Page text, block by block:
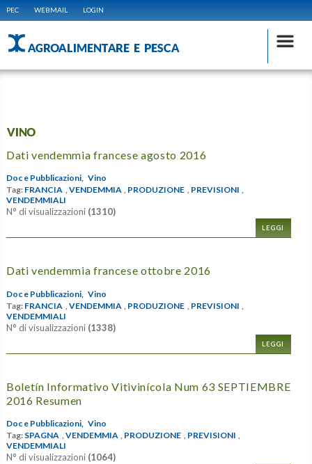
PEC WEBMAIL LOGIN
AGROALIMENTARE E PESCA
VINO
Dati vendemmia francese agosto 2016
Doc e Pubblicazioni, Vino
Tag: FRANCIA , VENDEMMIA , PRODUZIONE , PREVISIONI ,
VENDEMMIALI
N° di visualizzazioni (1310)
LEGGI
Dati vendemmia francese ottobre 2016
Doc e Pubblicazioni, Vino
Tag: FRANCIA VENDEMMIA PRODUZIONE PREVISIONI
VENDEMMIALI
N° di visualizzazioni (1338)
LEGGI
Boletín Informativo Vitivinícola Num 63 SEPTIEMBRE
2016 Resumen
Doc e Pubblicazioni, Vino
Tag: SPAGNA , VENDEMMIA , PRODUZIONE , PREVISIONI ,
VENDEMMIALI
N° di visualizzazioni (1064)